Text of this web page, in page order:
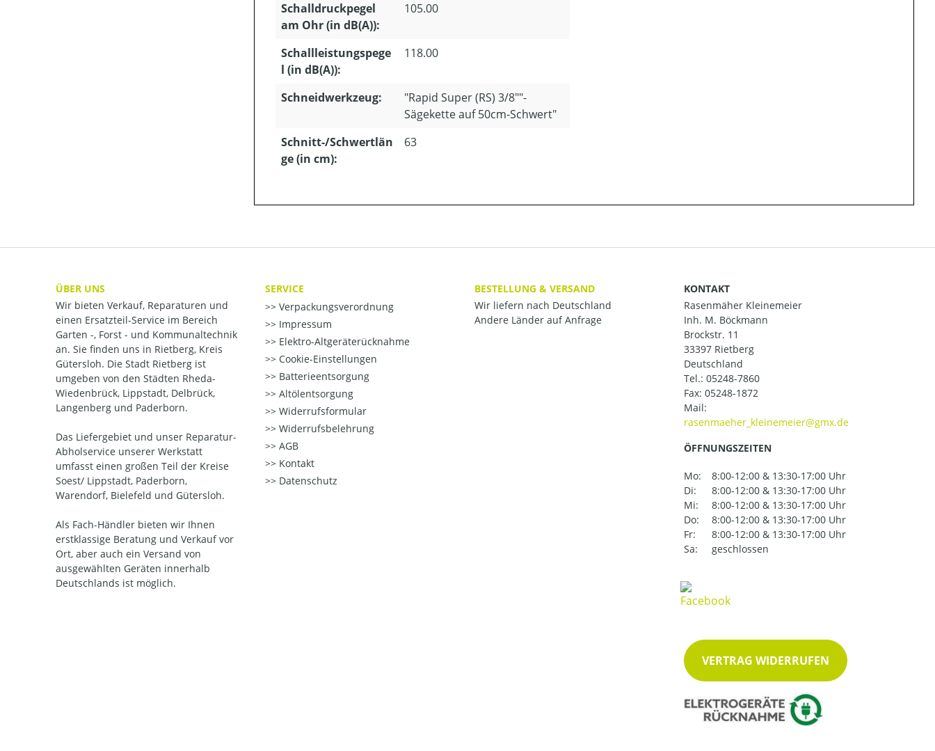
Schalldruckpegel
am Ohr (in dB(A)):
105.00
Schallleistungspege
l (in dB(A)):
118.00
Schneidwerkzeug:
"Rapid Super (RS) 3/8""-
Sägekette auf 50cm-Schwert"
Schnitt-/Schwertlän
ge (in cm):
63
ÜBER UNS
Wir bieten Verkauf, Reparaturen und
einen Ersatzteil-Service im Bereich
Garten -, Forst - und Kommunaltechnik
an. Sie finden uns in Rietberg, Kreis
Gütersloh. Die Stadt Rietberg ist
umgeben von den Städten Rheda-
Wiedenbrück, Lippstadt, Delbrück,
Langenberg und Paderborn.
Das Liefergebiet und unser Reparatur-
Abholservice unserer Werkstatt
umfasst einen großen Teil der Kreise
Soest/ Lippstadt, Paderborn,
Warendorf, Bielefeld und Gütersloh.
Als Fach-Händler bieten wir Ihnen
erstklassige Beratung und Verkauf vor
Ort, aber auch ein Versand von
ausgewählten Geräten innerhalb
Deutschlands ist möglich.
SERVICE
Verpackungsverordnung
Impressum
Elektro-Altgeräterücknahme
Cookie-Einstellungen
Batterieentsorgung
Altölentsorgung
Widerrufsformular
Widerrufsbelehrung
AGB
Kontakt
Datenschutz
BESTELLUNG & VERSAND
Wir liefern nach Deutschland
Andere Länder auf Anfrage
KONTAKT
Rasenmäher Kleinemeier
Inh. M. Böckmann
Brockstr. 11
33397 Rietberg
Deutschland
Tel.: 05248-7860
Fax: 05248-1872
Mail:
ÖFFNUNGSZEITEN
Mo:
8:00-12:00 & 13:30-17:00 Uhr
Di:
8:00-12:00 & 13:30-17:00 Uhr
Mi:
8:00-12:00 & 13:30-17:00 Uhr
Do:
8:00-12:00 & 13:30-17:00 Uhr
Fr:
8:00-12:00 & 13:30-17:00 Uhr
Sa:
geschlossen
VERTRAG WIDERRUFEN